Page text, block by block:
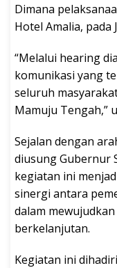
Dimana
Hotel Amalia, pada
“Melalui hearing
komunikasi yang
seluruh
Mamuju Tengah,”
Sejalan dengan
diusung Gubernur
kegiatan ini
sinergi antara
dalam
berkelanjutan.
Kegiatan ini